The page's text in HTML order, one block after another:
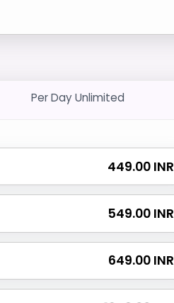
Per Day Unlimited
₹ 449.00 INR
₹ 549.00 INR
₹ 649.00 INR